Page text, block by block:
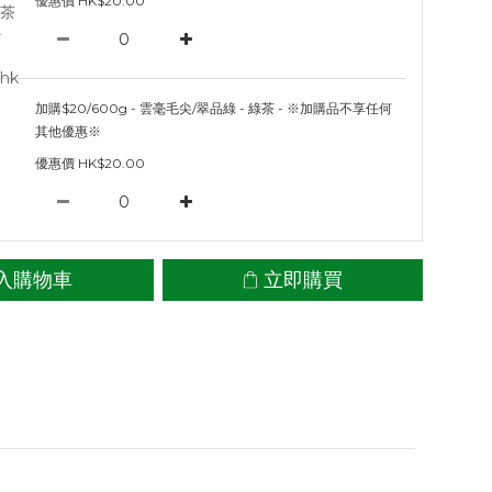
加購$20/600g - 雲毫毛尖/翠品綠 - 綠茶 - ※加購品不享任何
其他優惠※
優惠價 HK$20.00
購物車 立即購買